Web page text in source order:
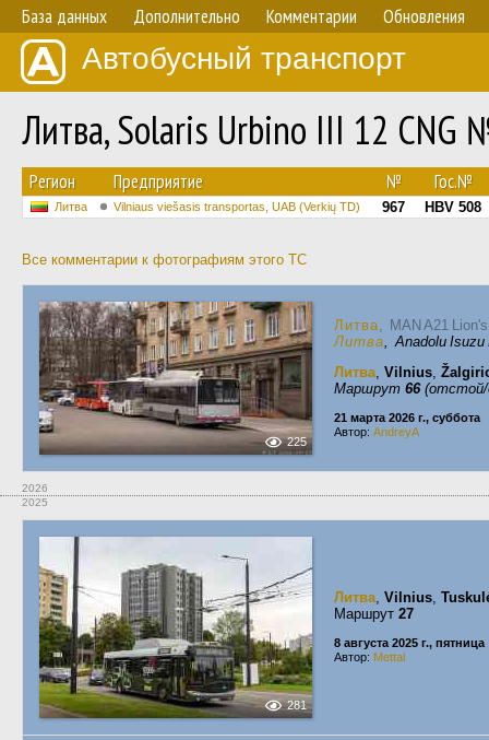
База данных Дополнительно Комментарии Обновления
Автобусный транспорт
Литва, Solaris Urbino III 12 CNG
Регион Предприятие № Гос.№
Литва Vilniaus viešasis transportas, UAB (Verkių TD) 967 HBV 508
Все комментарии к фотографиям этого ТС
225
Литва, MAN A21
Литва, Anadolu
Литва, Vilnius,
Маршрут 66(отстой/
21 марта 2026 г., суббота
Автор: AndreyA
2026
2025
281
Литва, Vilnius,
Маршрут 27
8 августа 2025 г., пятница
Автор: Mettal